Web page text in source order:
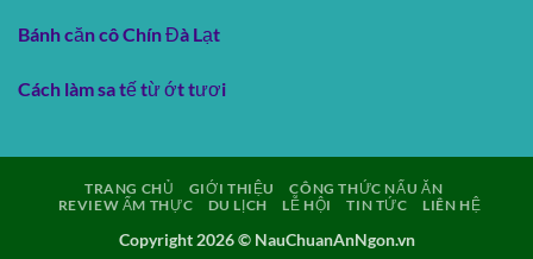
Bánh căn cô Chín Đà Lạt
Cách làm sa tế từ ớt tươi
TRANG CHỦ GIỚI THIỆU
CÔNG THỨC NẤU ĂN
REVIEW ẨM THỰC
DU LỊCH LỄ HỘI TIN TỨC LIÊN HỆ
Copyright 2026 © NauChuanAnNgon.vn